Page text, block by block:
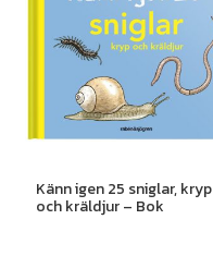
Känn igen 25 sniglar, kryp
och kräldjur – Bok